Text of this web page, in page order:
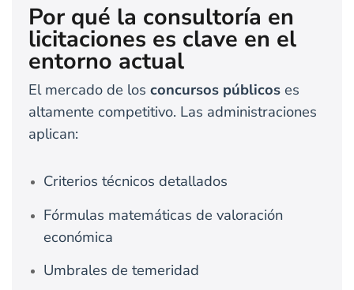
Por qué la consultoría en
licitaciones es clave en el
entorno actual
El mercado de los concursos públicoses
altamente competitivo. Las administraciones
aplican:
Criterios técnicos detallados
Fórmulas matemáticas de valoración
económica
Umbrales de temeridad